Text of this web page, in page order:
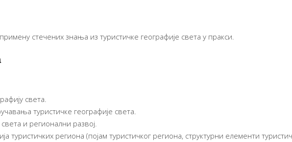
стечених знања из туристичке географије света у пракси.
света.
туристичке географије света.
и регионални развој.
туристичких региона (појам туристичког региона, структурни елементи